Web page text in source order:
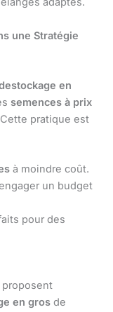
une Stratégie
en
semences à prix
pratique est
à moindre coût.
un budget
pour des
proposent
en gros de